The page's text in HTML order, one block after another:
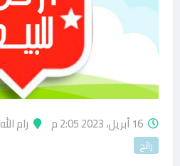
16 أبريل، 2023 2:05 م رام الله
رائج